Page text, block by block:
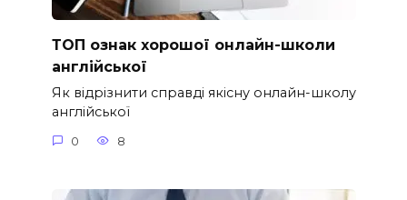
ТОП ознак хорошої онлайн-школи
англійської
Як відрізнити справді якісну онлайн-школу
англійської
0 8